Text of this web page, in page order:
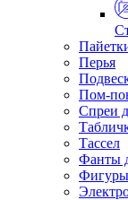
Перья
Пом-
Спреи
Тассел
Фанты